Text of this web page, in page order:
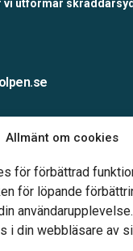
Allmänt om cookies
för förbättrad
för löpande
i din webbläsare av
vi utformar
16.00